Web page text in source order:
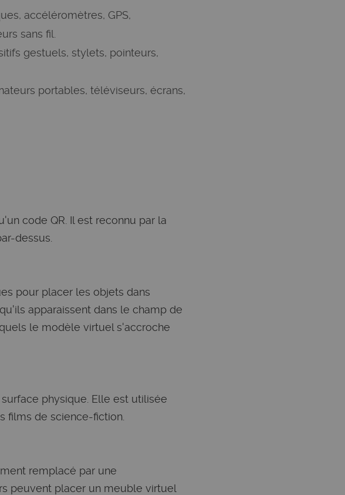
accéléromètres, GPS,
sans fil.
gestuels, stylets, pointeurs,
portables, téléviseurs, écrans,
code QR. Il est reconnu par la
dessus.
pour placer les objets dans
apparaissent dans le champ de
le modèle virtuel s'accroche
physique. Elle est utilisée
films de science-fiction.
remplacé par une
peuvent placer un meuble virtuel